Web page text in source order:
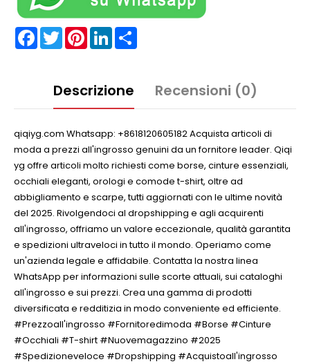
Facebook
TwitterPinterestLinkedIn
Descrizione Recensioni (0)
qiqiyg.com Whatsapp: +8618120605182 Acquista articoli di
moda a prezzi all'ingrosso genuini da un fornitore leader. Qiqi
yg offre articoli molto richiesti come borse, cinture essenziali,
occhiali eleganti, orologi e comode t-shirt, oltre ad
abbigliamento e scarpe, tutti aggiornati con le ultime novità
del 2025. Rivolgendoci al dropshipping e agli acquirenti
all'ingrosso, offriamo un valore eccezionale, qualità garantita
e spedizioni ultraveloci in tutto il mondo. Operiamo come
un'azienda legale e affidabile. Contatta la nostra linea
WhatsApp per informazioni sulle scorte attuali, sui cataloghi
all'ingrosso e sui prezzi. Crea una gamma di prodotti
diversificata e redditizia in modo conveniente ed efficiente.
#Prezzoall'ingrosso #Fornitoredimoda #Borse #Cinture
#Occhiali #T-shirt #Nuovemagazzino #2025
#Spedizioneveloce #Dropshipping #Acquistoall'ingrosso